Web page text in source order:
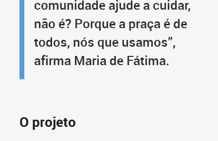
comunidade ajude a cuidar,
não é? Porque a praça é de
todos, nós que usamos”,
afirma Maria de Fátima.
O projeto